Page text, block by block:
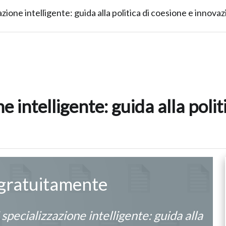
intelligente: guida alla politica di coesione e
intelligente: guida alla
intelligente: guida alla